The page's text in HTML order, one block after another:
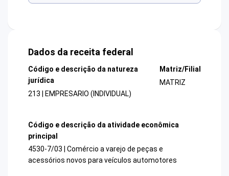
Dados da receita federal
Código e descrição da natureza
jurídica
213 | EMPRESARIO (INDIVIDUAL)
Matriz/Filial
MATRIZ
Código e descrição da atividade econômica
principal
4530-7/03 | Comércio a varejo de peças e
acessórios novos para veículos automotores